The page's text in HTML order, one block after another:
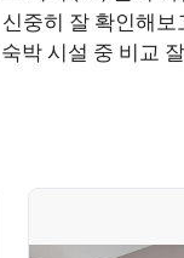
중히 잘 확인해
박 시설 중 비교